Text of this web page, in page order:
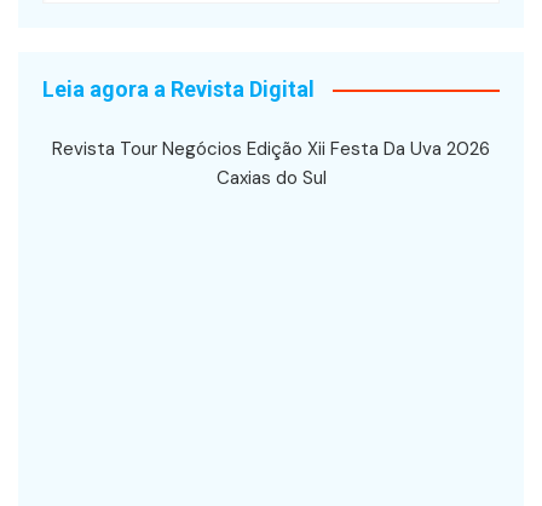
Leia agora a Revista Digital
Revista Tour Negócios Edição Xii Festa Da Uva 2026
Caxias do Sul